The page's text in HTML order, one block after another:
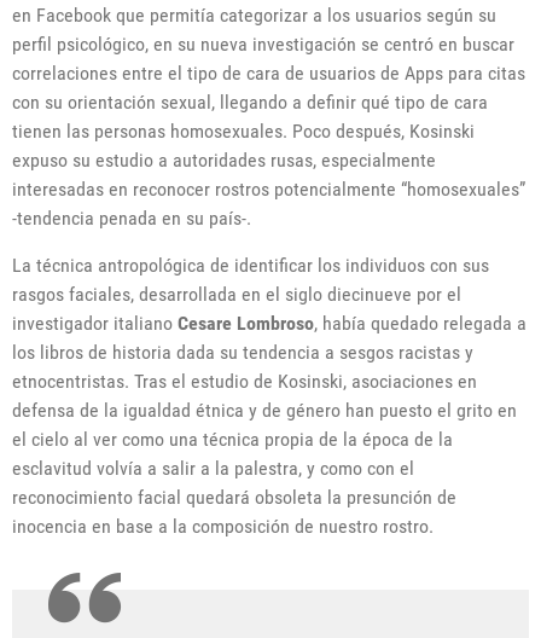
en Facebook que permitía categorizar a los usuarios según su
perfil psicológico, en su nueva investigación se centró en buscar
correlaciones entre el tipo de cara de usuarios de Apps para citas
con su orientación sexual, llegando a definir qué tipo de cara
tienen las personas homosexuales. Poco después, Kosinski
expuso su estudio a autoridades rusas, especialmente
interesadas en reconocer rostros potencialmente “homosexuales”
-tendencia penada en su país-.
La técnica antropológica de identificar los individuos con sus
rasgos faciales, desarrollada en el siglo diecinueve por el
investigador italiano Cesare Lombroso, había quedado relegada a
los libros de historia dada su tendencia a sesgos racistas y
etnocentristas. Tras el estudio de Kosinski, asociaciones en
defensa de la igualdad étnica y de género han puesto el grito en
el cielo al ver como una técnica propia de la época de la
esclavitud volvía a salir a la palestra, y como con el
reconocimiento facial quedará obsoleta la presunción de
inocencia en base a la composición de nuestro rostro.